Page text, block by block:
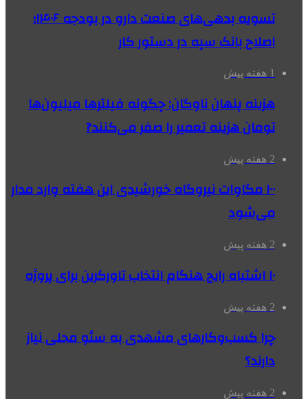
تسویه بدهی‌های صنعت دارو در بودجه ۱۴۰۶؛
اصلاح بانک سپه در دستور کار
1 هفته پیش
هزینه پنهان ناوگان: چگونه فیلترها میلیون‌ها
تومان هزینه تعمیر را صفر می‌کنند?
2 هفته پیش
۱۰۰ مگاوات نیروگاه‌ خورشیدی این هفته وارد مدار
می‌شود
2 هفته پیش
۱۰ اشتباه رایج هنگام انتخاب تاورکرین برای پروژه
2 هفته پیش
چرا کسب‌وکارهای مشهدی به سئو محلی نیاز
دارند؟
2 هفته پیش